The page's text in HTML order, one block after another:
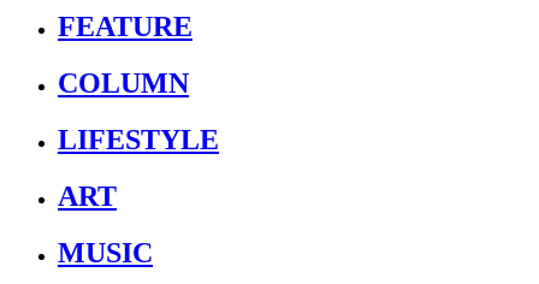
FEATURE
COLUMN
LIFESTYLE
ART
MUSIC